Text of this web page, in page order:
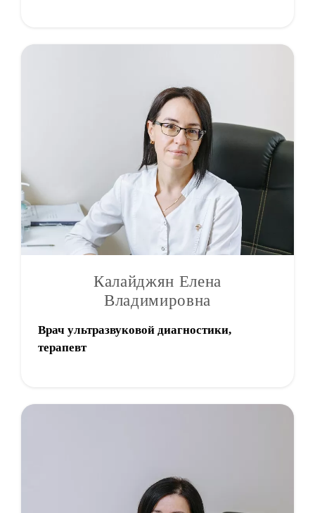
Калайджян Елена
Владимировна
Врач ультразвуковой диагностики,
терапевт